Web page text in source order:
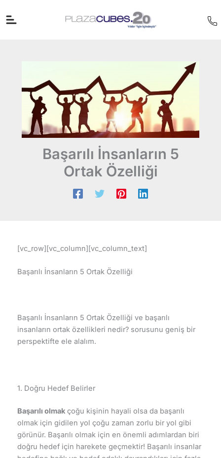
atla
Başarılı İnsanların 5
Ortak Özelliği
[vc_row][vc_column][vc_column_text]
Başarılı İnsanların 5 Ortak Özelliği
Başarılı İnsanların 5 Ortak Özelliği ve başarılı
insanların ortak özellikleri nedir? sorusunu geniş bir
perspektifte ele alalım.
1. Doğru Hedef Belirler
Başarılı olmakçoğu kişinin hayali olsa da başarılı
olmak için gidilen yol çoğu zaman zorlu bir yol gibi
görünür. Başarılı olmak için en önemli adımlardan biri
doğru hedef için harekete geçmektir! Başarılı insanlar